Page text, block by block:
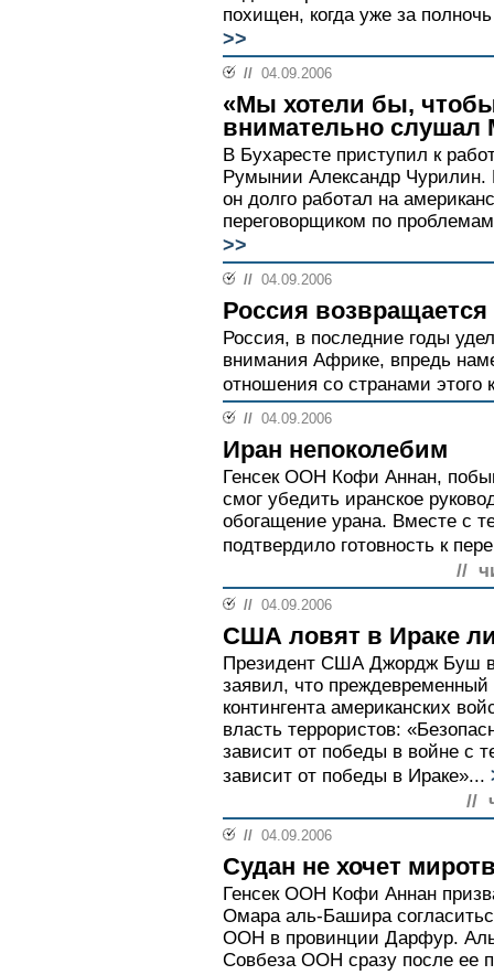
похищен, когда уже за
>>
// 04.09.2006
«Мы хотели бы,
внимательно слушал
В Бухаресте приступил к
Румынии Александр Чурилин.
он долго работал на
переговорщиком по
>>
// 04.09.2006
Россия
Россия, в последние годы
внимания Африке, впредь
отношения со странами этого
// 04.09.2006
Иран непоколебим
Генсек ООН Кофи Аннан,
смог убедить иранское
обогащение урана. Вместе с
подтвердило готовность к
//
// 04.09.2006
США ловят в Ираке
Президент США Джордж Буш
заявил, что преждевременный
контингента американских
власть террористов:
зависит от победы в войне с
зависит от победы в Ираке»...
//
// 04.09.2006
Судан не хочет
Генсек ООН Кофи Аннан
Омара аль-Башира
ООН в провинции Дарфур.
Совбеза ООН сразу после ее